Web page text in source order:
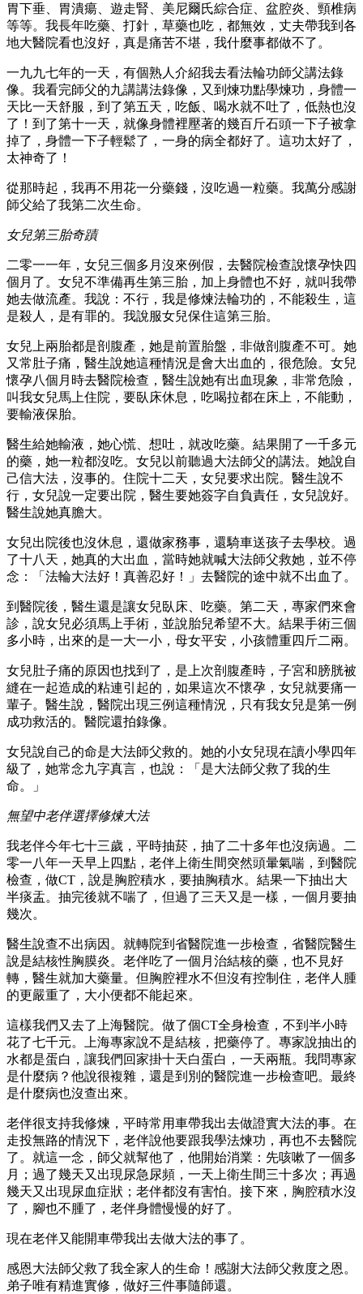
胃下垂、胃潰瘍、遊走腎、美尼爾氏綜合症、盆腔炎、頸椎病
等等。我長年吃藥、打針，草藥也吃，都無效，丈夫帶我到各
地大醫院看也沒好，真是痛苦不堪，我什麼事都做不了。
一九九七年的一天，有個熟人介紹我去看法輪功師父講法錄
像。我看完師父的九講講法錄像，又到煉功點學煉功，身體一
天比一天舒服，到了第五天，吃飯、喝水就不吐了，低熱也沒
了！到了第十一天，就像身體裡壓著的幾百斤石頭一下子被拿
掉了，身體一下子輕鬆了，一身的病全都好了。這功太好了，
太神奇了！
從那時起，我再不用花一分藥錢，沒吃過一粒藥。我萬分感謝
師父給了我第二次生命。
女兒第三胎奇蹟
二零一一年，女兒三個多月沒來例假，去醫院檢查說懷孕快四
個月了。女兒不準備再生第三胎，加上身體也不好，就叫我帶
她去做流產。我說：不行，我是修煉法輪功的，不能殺生，這
是殺人，是有罪的。我說服女兒保住這第三胎。
女兒上兩胎都是剖腹產，她是前置胎盤，非做剖腹產不可。她
又常肚子痛，醫生說她這種情況是會大出血的，很危險。女兒
懷孕八個月時去醫院檢查，醫生說她有出血現象，非常危險，
叫我女兒馬上住院，要臥床休息，吃喝拉都在床上，不能動，
要輸液保胎。
醫生給她輸液，她心慌、想吐，就改吃藥。結果開了一千多元
的藥，她一粒都沒吃。女兒以前聽過大法師父的講法。她說自
己信大法，沒事的。住院十二天，女兒要求出院。醫生說不
行，女兒說一定要出院，醫生要她簽字自負責任，女兒說好。
醫生說她真膽大。
女兒出院後也沒休息，還做家務事，還騎車送孩子去學校。過
了十八天，她真的大出血，當時她就喊大法師父救她，並不停
念：「法輪大法好！真善忍好！」去醫院的途中就不出血了。
到醫院後，醫生還是讓女兒臥床、吃藥。第二天，專家們來會
診，說女兒必須馬上手術，並說胎兒希望不大。結果手術三個
多小時，出來的是一大一小，母女平安，小孩體重四斤二兩。
女兒肚子痛的原因也找到了，是上次剖腹產時，子宮和膀胱被
縫在一起造成的粘連引起的，如果這次不懷孕，女兒就要痛一
輩子。醫生說，醫院出現三例這種情況，只有我女兒是第一例
成功救活的。醫院還拍錄像。
女兒說自己的命是大法師父救的。她的小女兒現在讀小學四年
級了，她常念九字真言，也說：「是大法師父救了我的生
命。」
無望中老伴選擇修煉大法
我老伴今年七十三歲，平時抽菸，抽了二十多年也沒病過。二
零一八年一天早上四點，老伴上衛生間突然頭暈氣喘，到醫院
檢查，做CT，說是胸腔積水，要抽胸積水。結果一下抽出大
半痰盂。抽完後就不喘了，但過了三天又是一樣，一個月要抽
幾次。
醫生說查不出病因。就轉院到省醫院進一步檢查，省醫院醫生
說是結核性胸膜炎。老伴吃了一個月治結核的藥，也不見好
轉，醫生就加大藥量。但胸腔裡水不但沒有控制住，老伴人腫
的更嚴重了，大小便都不能起來。
這樣我們又去了上海醫院。做了個CT全身檢查，不到半小時
花了七千元。上海專家說不是結核，把藥停了。專家說抽出的
水都是蛋白，讓我們回家掛十天白蛋白，一天兩瓶。我問專家
是什麼病？他說很複雜，還是到別的醫院進一步檢查吧。最終
是什麼病也沒查出來。
老伴很支持我修煉，平時常用車帶我出去做證實大法的事。在
走投無路的情況下，老伴說他要跟我學法煉功，再也不去醫院
了。就這一念，師父就幫他了，他開始消業：先咳嗽了一個多
月；過了幾天又出現尿急尿頻，一天上衛生間三十多次；再過
幾天又出現尿血症狀；老伴都沒有害怕。接下來，胸腔積水沒
了，腳也不腫了，老伴身體慢慢的好了。
現在老伴又能開車帶我出去做大法的事了。
感恩大法師父救了我全家人的生命！感謝大法師父救度之恩。
弟子唯有精進實修，做好三件事隨師還。